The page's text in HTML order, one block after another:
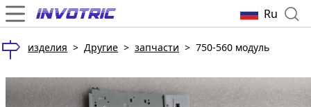
Ru
изделия > Другие > запчасти > 750-560 модуль